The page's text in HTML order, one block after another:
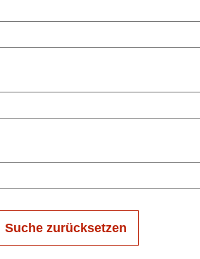
Suche zurücksetzen